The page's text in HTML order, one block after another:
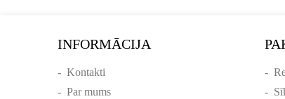
INFORMĀCIJA
- Kontakti
- Par mums
-
-